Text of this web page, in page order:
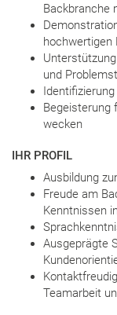
Backbranche
hochwertigen
und
Begeisterung
wecken
IHR PROFIL
Ausbildung
Freude am
Kenntnissen
Ausgeprägte
Teamarbeit